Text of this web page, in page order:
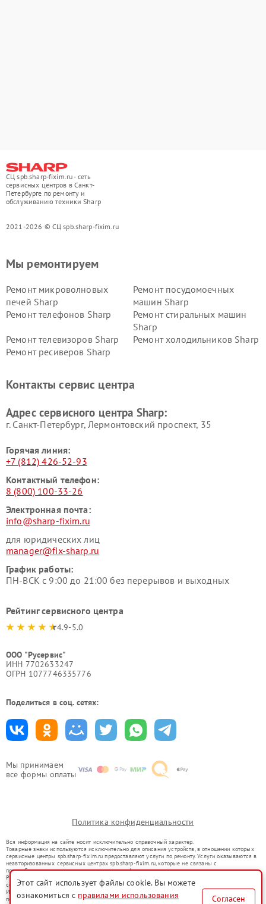
СЦ spb.sharp-fixim.ru - сеть
сервисных центров в Санкт-
Петербурге по ремонту и
обслуживанию техники Sharp
2021-2026 © СЦ spb.sharp-fixim.ru
Мы принимаем
все формы оплаты
Мы ремонтируем
Ремонт микроволновых
печей Sharp
Ремонт посудомоечных
машин Sharp
Ремонт телефонов Sharp
Ремонт стиральных машин
Sharp
Ремонт телевизоров Sharp
Ремонт холодильников Sharp
Ремонт ресиверов Sharp
Контакты сервис центра
Адрес сервисного центра Sharp:
г. Санкт-Петербург, Лермонтовский проспект, 35
Горячая линия:
+7 (812) 426-52-93
Контактный телефон:
8 (800) 100-33-26
Электронная почта:
info@sharp-fixim.ru
для юридических лиц
manager@fix-sharp.ru
График работы:
ПН-ВСК с 9:00 до 21:00 без перерывов и выходных
Рейтинг сервисного центра
4.9-5.0
ООО "Русервис"
ИНН 7702633247
ОГРН 1077746335776
Поделиться в соц. сетях:
Политика конфиденциальности
Вся информация на сайте носит исключительно справочный характер.
Товарные знаки используются исключительно для описания устройств, в отношении которых
сервисные центры spb.sharp-fixim.ru предоставляют услуги по ремонту. Услуги оказываются в
неавторизованных сервисных центрах spb.sharp-fixim.ru, которые не связаны с
правообладателями товарных знаков или их официальными представителями.
Ремонт осуществляется для устройств, уже введенных в гражданский оборот в соответствии
со статьей 1487 ГК РФ.
Использование товарных знаков не преследует цели индивидуализации услуг или введения
потребителей в заблуждение, а служит для информирования о предоставляемых услугах по
Этот сайт использует файлы cookie. Вы можете
ознакомиться с правилами использования
Согласен